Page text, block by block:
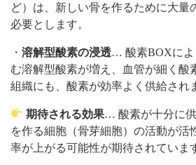
ど）は、新しい骨を作るために大量
必要とします。
・ 溶解型酸素の浸透… 酸素BOXによ
む溶解型酸素が増え、血管が細く酸
組織にも、酸素が効率よく供給され
期待される効果… 酸素が十分に
を作る細胞（骨芽細胞）の活動が活
率が上がる可能性が期待されていま